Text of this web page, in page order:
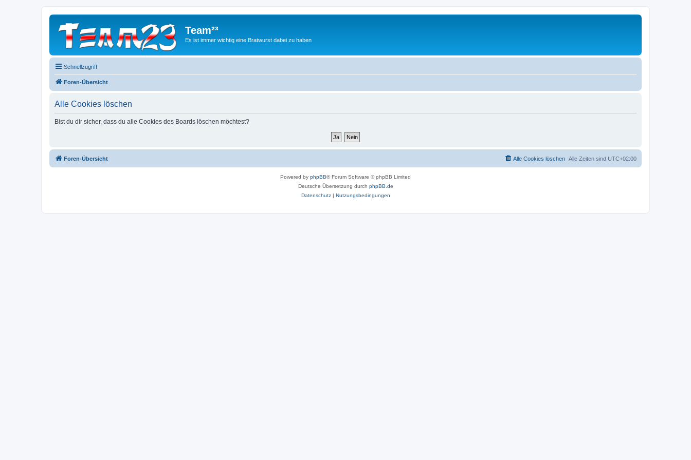
Team²³
Es ist immer wichtig eine Bratwurst dabei zu haben
Schnellzugriff
Foren-Übersicht
Alle Cookies löschen
Bist du dir sicher, dass du alle Cookies des Boards löschen möchtest?
Foren-Übersicht Alle Zeiten sind UTC+02:00
Alle Cookies löschen
Powered by phpBB® Forum Software © phpBB Limited
Deutsche Übersetzung durch phpBB.de
Datenschutz| Nutzungsbedingungen